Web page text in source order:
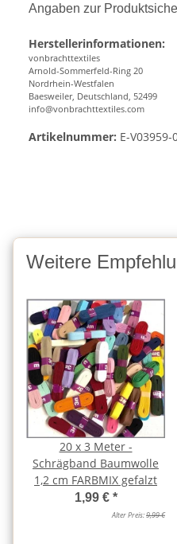
Angaben zur
Herstellerinformationen:
vonbrachttextiles
Arnold-Sommerfeld-Ring 20
Nordrhein-Westfalen
Baesweiler, Deutschland, 52499
info@vonbrachttextiles.com
Artikelnummer: E-V03959-
Weitere
20 x 3 Meter -
Schrägband Baumwolle
1,2 cm FARBMIX gefalzt
1,99 € *
Alter Preis:9,99 €